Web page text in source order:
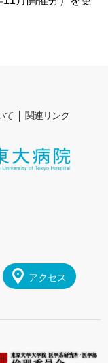
て 関連リンク
アクセス